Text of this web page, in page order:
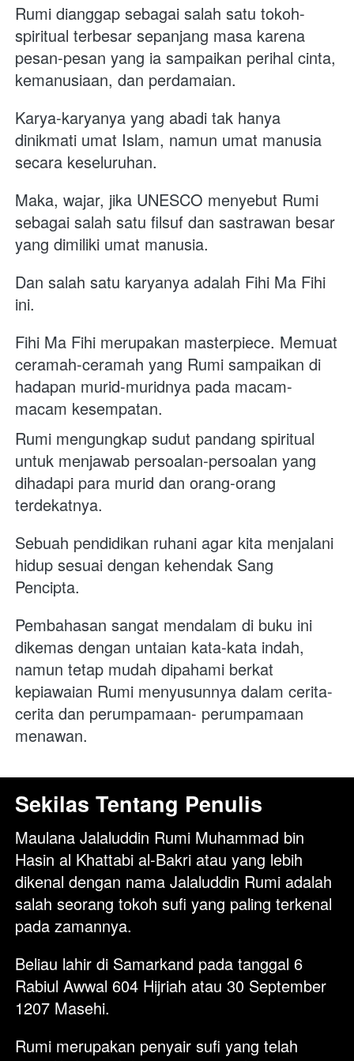
Rumi dianggap sebagai salah satu tokoh-
spiritual terbesar sepanjang masa karena
pesan-pesan yang ia sampaikan perihal cinta,
kemanusiaan, dan perdamaian.
Karya-karyanya yang abadi tak hanya
dinikmati umat Islam, namun umat manusia
secara keseluruhan.
Maka, wajar, jika UNESCO menyebut Rumi
sebagai salah satu filsuf dan sastrawan besar
yang dimiliki umat manusia.
Dan salah satu karyanya adalah Fihi Ma Fihi
ini.
Fihi Ma Fihi merupakan masterpiece. Memuat
ceramah-ceramah yang Rumi sampaikan di
hadapan murid-muridnya pada macam-
macam kesempatan.
Rumi mengungkap sudut pandang spiritual
untuk menjawab persoalan-persoalan yang
dihadapi para murid dan orang-orang
terdekatnya.
Sebuah pendidikan ruhani agar kita menjalani
hidup sesuai dengan kehendak Sang
Pencipta.
Pembahasan sangat mendalam di buku ini
dikemas dengan untaian kata-kata indah,
namun tetap mudah dipahami berkat
kepiawaian Rumi menyusunnya dalam cerita-
cerita dan perumpamaan- perumpamaan
menawan.
Sekilas Tentang Penulis
Maulana Jalaluddin Rumi Muhammad bin
Hasin al Khattabi al-Bakri atau yang lebih
dikenal dengan nama Jalaluddin Rumi adalah
salah seorang tokoh sufi yang paling terkenal
pada zamannya.
Beliau lahir di Samarkand pada tanggal 6
Rabiul Awwal 604 Hijriah atau 30 September
1207 Masehi.
Rumi merupakan penyair sufi yang telah